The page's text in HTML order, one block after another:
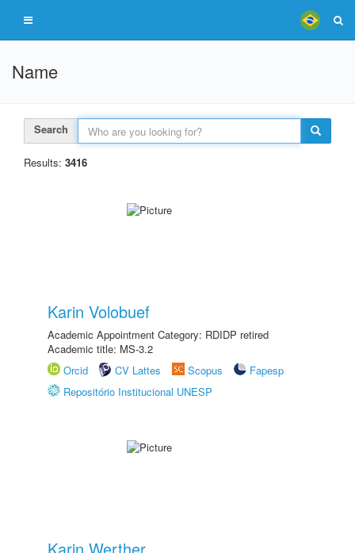
Name
Search
Results: 3416
Karin Volobuef
Academic Appointment Category: RDIDP retired
Academic title: MS-3.2
Orcid
CV Lattes Scopus
Fapesp
Repositório Institucional UNESP